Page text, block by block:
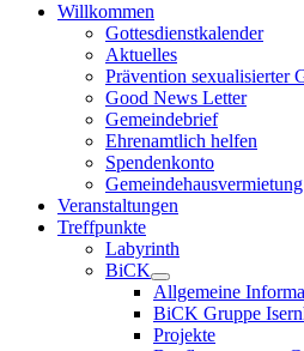
Willkommen
Gottesdienstkalender
Aktuelles
Prävention sexualisierter
Good News Letter
Gemeindebrief
Ehrenamtlich helfen
Spendenkonto
Gemeindehausvermietung
Veranstaltungen
Treffpunkte
Labyrinth
BiCK
Allgemeine
BiCK Gruppe
Projekte